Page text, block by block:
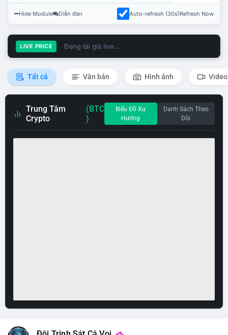
Hide Module Diễn đàn Auto-refresh (30s)Refresh Now
LIVE PRICE Đang tải giá live...
Tất cả Văn bản Hình ảnh Video
Trung Tâm
Crypto
(BTC
)
Biểu Đồ Xu
Hướng
Danh Sách Theo
Dõi